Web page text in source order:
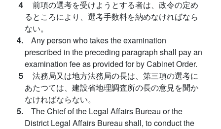
４ 前項の選考を受けようとする者は、政令の定め
るところにより、選考手数料を納めなければなら
ない。
4. Any person who takes the examination
prescribed in the preceding paragraph shall pay an
examination fee as provided for by Cabinet Order.
５ 法務局又は地方法務局の長は、第三項の選考に
あたつては、建設省地理調査所の長の意見を聞か
なければならない。
5. The Chief of the Legal Affairs Bureau or the
District Legal Affairs Bureau shall, to conduct the